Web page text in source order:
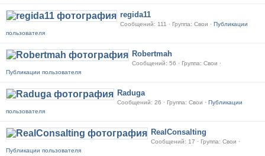
regida11
Сообщений: 111 · Группа: Свои · Публикации
пользователя
Robertmah
Сообщений: 56 · Группа: Свои ·
Публикации пользователя
Raduga
Сообщений: 26 · Группа: Свои · Публикации
пользователя
RealConsalting
Сообщений: 17 · Группа: Свои ·
Публикации пользователя